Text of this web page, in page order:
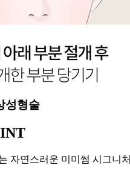
성형술
자연스러운 미미썸 시그니처